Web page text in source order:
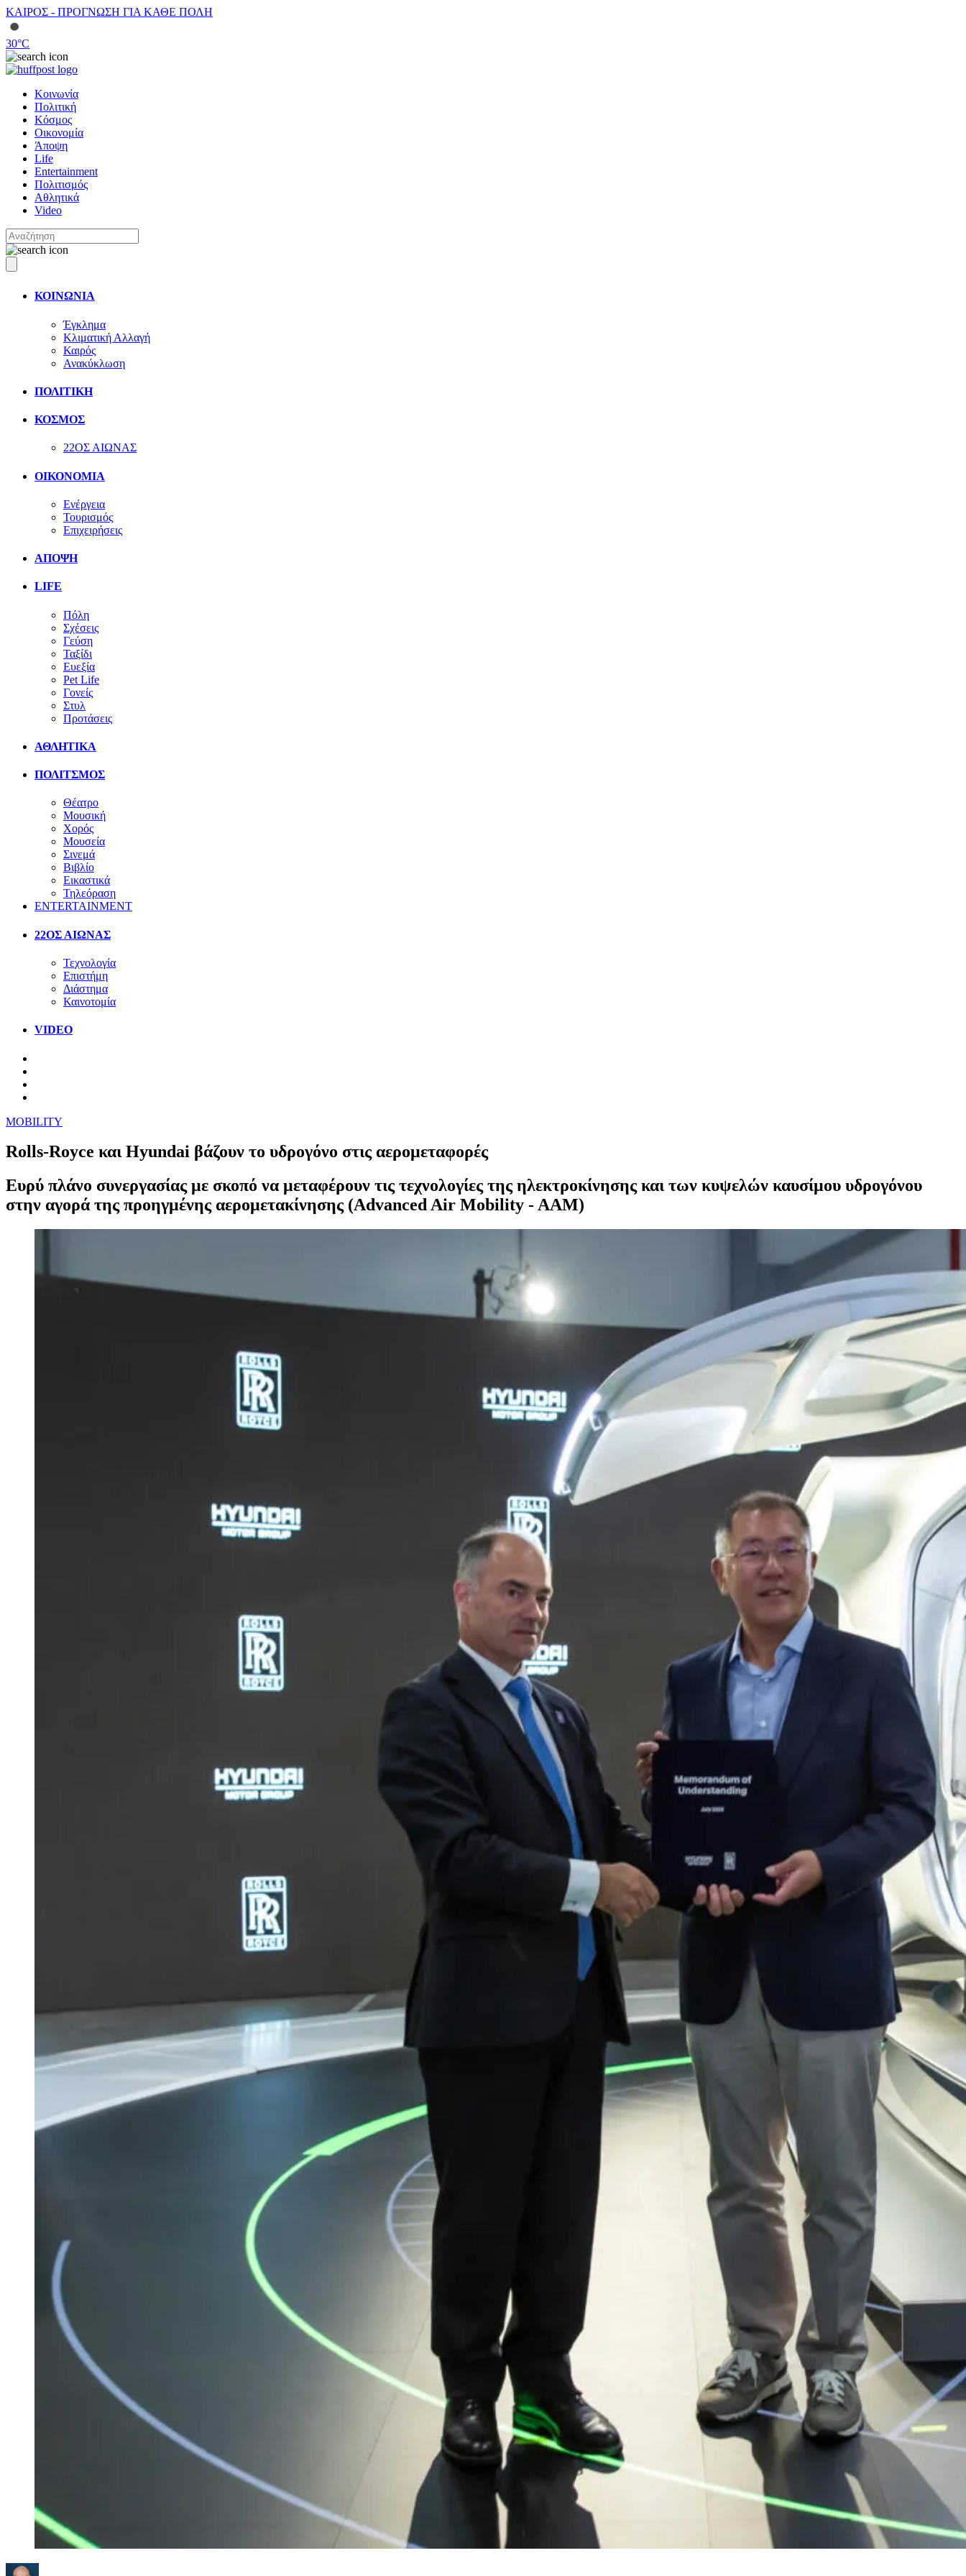
ΚΑΙΡΟΣ - ΠΡΟΓΝΩΣΗ ΓΙΑ ΚΑΘΕ ΠΟΛΗ
30°C
Κοινωνία
Πολιτική
Κόσμος
Οικονομία
Άποψη
Life
Entertainment
Πολιτισμός
Αθλητικά
Video
ΚΟΙΝΩΝΙΑ
Έγκλημα
Κλιματική Αλλαγή
Καιρός
Ανακύκλωση
ΠΟΛΙΤΙΚΗ
ΚΟΣΜΟΣ
22ΟΣ ΑΙΩΝΑΣ
ΟΙΚΟΝΟΜΙΑ
Ενέργεια
Τουρισμός
Επιχειρήσεις
ΑΠΟΨΗ
LIFE
Πόλη
Σχέσεις
Γεύση
Ταξίδι
Ευεξία
Pet Life
Γονείς
Στυλ
Προτάσεις
ΑΘΛΗΤΙΚΑ
ΠΟΛΙΤΣΜΟΣ
Θέατρο
Μουσική
Χορός
Μουσεία
Σινεμά
Βιβλίο
Εικαστικά
Τηλεόραση
ENTERTAINMENT
22ΟΣ ΑΙΩΝΑΣ
Τεχνολογία
Επιστήμη
Διάστημα
Καινοτομία
VIDEO
MOBILITY
Rolls-Royce και Hyundai βάζουν το υδρογόνο στις αερομεταφορές
Ευρύ πλάνο συνεργασίας με σκοπό να μεταφέρουν τις τεχνολογίες της ηλεκτροκίνησης και των κυψελών καυσίμου υδρογόνου
στην αγορά της προηγμένης αερομετακίνησης (Advanced Air Mobility - AAM)